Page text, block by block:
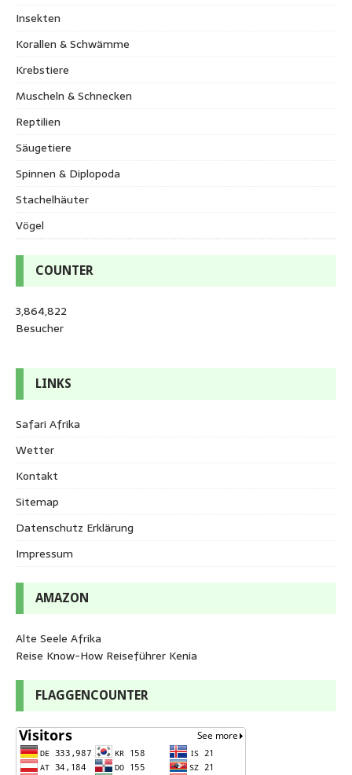
Insekten
Korallen & Schwämme
Krebstiere
Muscheln & Schnecken
Reptilien
Säugetiere
Spinnen & Diplopoda
Stachelhäuter
Vögel
COUNTER
3,864,822
Besucher
LINKS
Safari Afrika
Wetter
Kontakt
Sitemap
Datenschutz Erklärung
Impressum
AMAZON
Alte Seele Afrika
Reise Know-How Reiseführer Kenia
FLAGGENCOUNTER